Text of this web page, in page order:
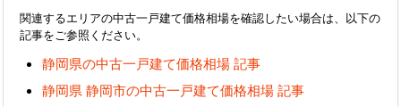
関連するエリアの中古一戸建て価格相場を確認したい場合は、以下の
記事をご参照ください。
静岡県の中古一戸建て価格相場 記事
静岡県 静岡市の中古一戸建て価格相場 記事